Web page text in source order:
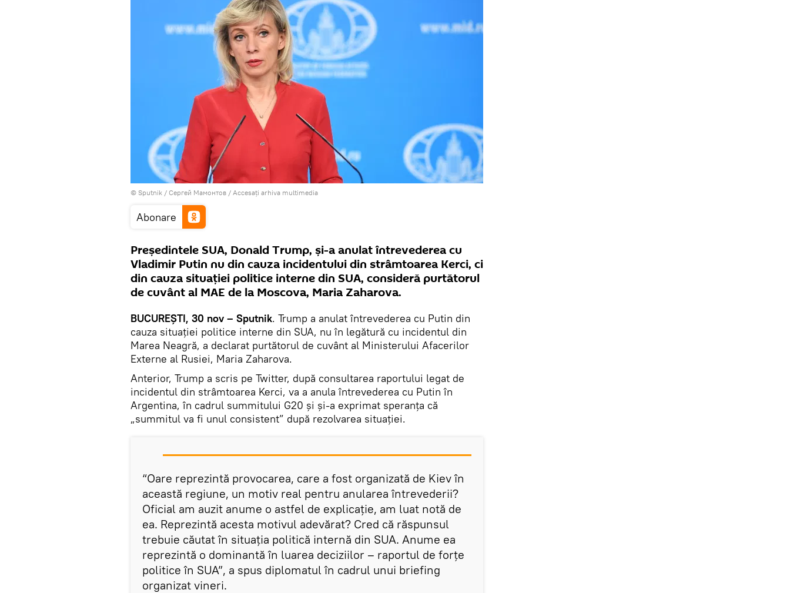
© Sputnik / Сергей Мамонтов / Accesați arhiva multimedia
Abonare
Președintele SUA, Donald Trump, și-a anulat întrevederea cu
Vladimir Putin nu din cauza incidentului din strâmtoarea Kerci, ci
din cauza situației politice interne din SUA, consideră purtătorul
de cuvânt al MAE de la Moscova, Maria Zaharova.
BUCUREȘTI, 30 nov – Sputnik. Trump a anulat întrevederea cu Putin din
cauza situației politice interne din SUA, nu în legătură cu incidentul din
Marea Neagră, a declarat purtătorul de cuvânt al Ministerului Afacerilor
Externe al Rusiei, Maria Zaharova.
Anterior, Trump a scris pe Twitter, după consultarea raportului legat de
incidentul din strâmtoarea Kerci, va a anula întrevederea cu Putin în
Argentina, în cadrul summitului G20 și și-a exprimat speranța că
„summitul va fi unul consistent” după rezolvarea situației.
“Oare reprezintă provocarea, care a fost organizată de Kiev în
această regiune, un motiv real pentru anularea întrevederii?
Oficial am auzit anume o astfel de explicație, am luat notă de
ea. Reprezintă acesta motivul adevărat? Cred că răspunsul
trebuie căutat în situația politică internă din SUA. Anume ea
reprezintă o dominantă în luarea deciziilor – raportul de forțe
politice în SUA”, a spus diplomatul în cadrul unui briefing
organizat vineri.